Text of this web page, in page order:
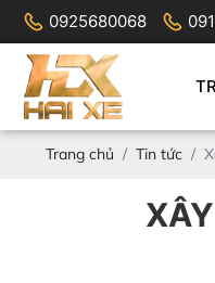
0925680068
Trang chủ Tin tức